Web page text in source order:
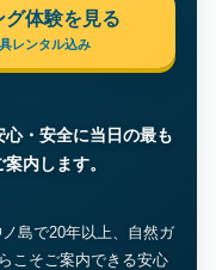
グ体験を見る
レンタル込み
・安全に当日の最も
内します。
島で20年以上、自然ガ
こそご案内できる安心